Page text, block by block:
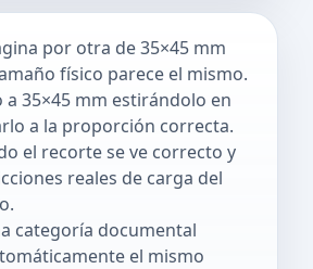
por otra de 35×45 mm
físico parece el mismo.
35×45 mm estirándolo en
a la proporción correcta.
el recorte se ve correcto y
reales de carga del
categoría documental
el mismo